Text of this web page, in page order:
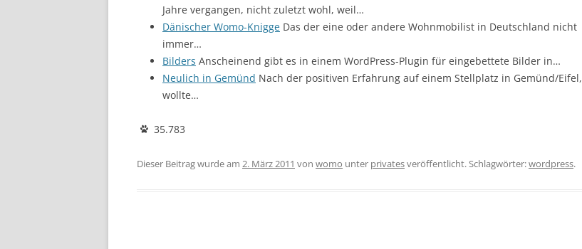
Jahre vergangen, nicht zuletzt wohl, weil…
Dänischer Womo-Knigge Das der eine oder andere Wohnmobilist in Deutschland nicht
immer…
Bilders Anscheinend gibt es in einem WordPress-Plugin für eingebettete Bilder in…
Neulich in Gemünd Nach der positiven Erfahrung auf einem Stellplatz in Gemünd/Eifel,
wollte…
35.783
Dieser Beitrag wurde am 2. März 2011 von womo unter privatesveröffentlicht. Schlagwörter:wordpress.